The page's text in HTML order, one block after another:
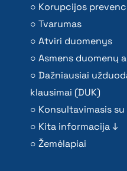
Korupcijos
Tvarumas
Atviri duomenys
Asmens duomenų
Dažniausiai
klausimai (DUK)
Konsultavimasis
Kita informacija ↓
Žemėlapiai